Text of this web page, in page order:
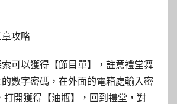
攻略
可以獲得【節目單】，註意禮堂舞
數字密碼，在外面的電箱處輸入密
打開獲得【油瓶】，回到禮堂，對